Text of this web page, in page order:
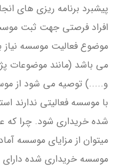
پیشبرد برنامه ریزی های
افراد فرصتی جهت ثبت
موضوع فعالیت موسسه
می باشد (مانند موضوعات
و.....) توصیه می شود از
با موسسه فعالیتی ندارند
شده خریداری شود. چرا که
میتوان از مزایای موسسه
موسسه خریداری شده دارای